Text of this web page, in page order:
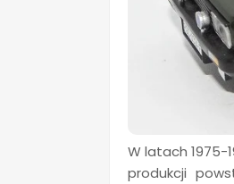
W latach 1975-
produkcji